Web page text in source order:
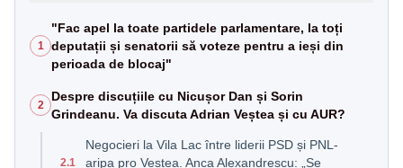
1
"Fac apel la toate partidele parlamentare, la toți
deputații și senatorii să voteze pentru a ieși din
perioada de blocaj"
2
Despre discuțiile cu Nicușor Dan și Sorin
Grindeanu. Va discuta Adrian Veștea și cu AUR?
2.1
Negocieri la Vila Lac între liderii PSD și PNL-
aripa pro Veștea. Anca Alexandrescu: „Se